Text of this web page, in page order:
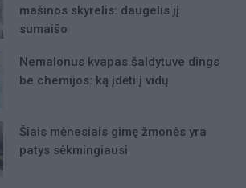
mašinos skyrelis: daugelis jį
sumaišo
Nemalonus kvapas šaldytuve dings
be chemijos: ką įdėti į vidų
Šiais mėnesiais gimę žmonės yra
patys sėkmingiausi